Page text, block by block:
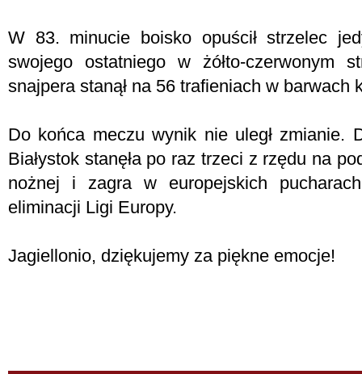
W 83. minucie boisko opuścił strzelec
swojego ostatniego w żółto-czerwonym
snajpera stanął na 56 trafieniach w barwach
Do końca meczu wynik nie uległ zmianie.
Białystok stanęła po raz trzeci z rzędu na
nożnej i zagra w europejskich
eliminacji Ligi Europy.
Jagiellonio, dziękujemy za piękne emocje!